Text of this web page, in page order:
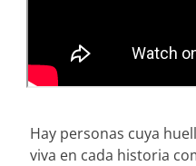
Hay personas cuya
viva en cada historia